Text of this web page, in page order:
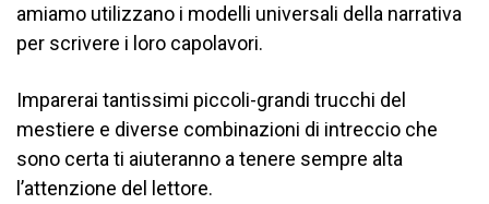
amiamo utilizzano i modelli universali della narrativa
per scrivere i loro capolavori.
Imparerai tantissimi piccoli-grandi trucchi del
mestiere e diverse combinazioni di intreccio che
sono certa ti aiuteranno a tenere sempre alta
l’attenzione del lettore.